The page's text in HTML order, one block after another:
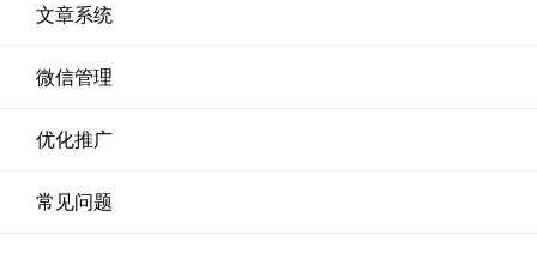
文章系统
微信管理
优化推广
常见问题